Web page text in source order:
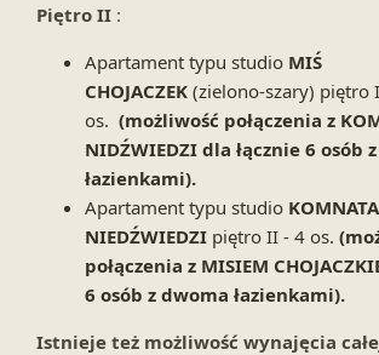
Piętro II :
Apartament typu studio MIŚ
CHOJACZEK (zielono-szary) piętro
os. (możliwość połączenia z
NIDŹWIEDZI dla łącznie 6 osób
łazienkami).
Apartament typu studio KOMNATA
NIEDŹWIEDZI piętro II - 4 os.
połączenia z MISIEM
6 osób z dwoma łazienkami).
Istnieje też możliwość wynajęcia